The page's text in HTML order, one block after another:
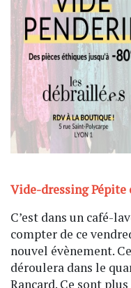
Vide-dressing Pépite
C’est dans un café-
compter de ce
nouvel évènement.
déroulera dans le
Rancard. Ce sont